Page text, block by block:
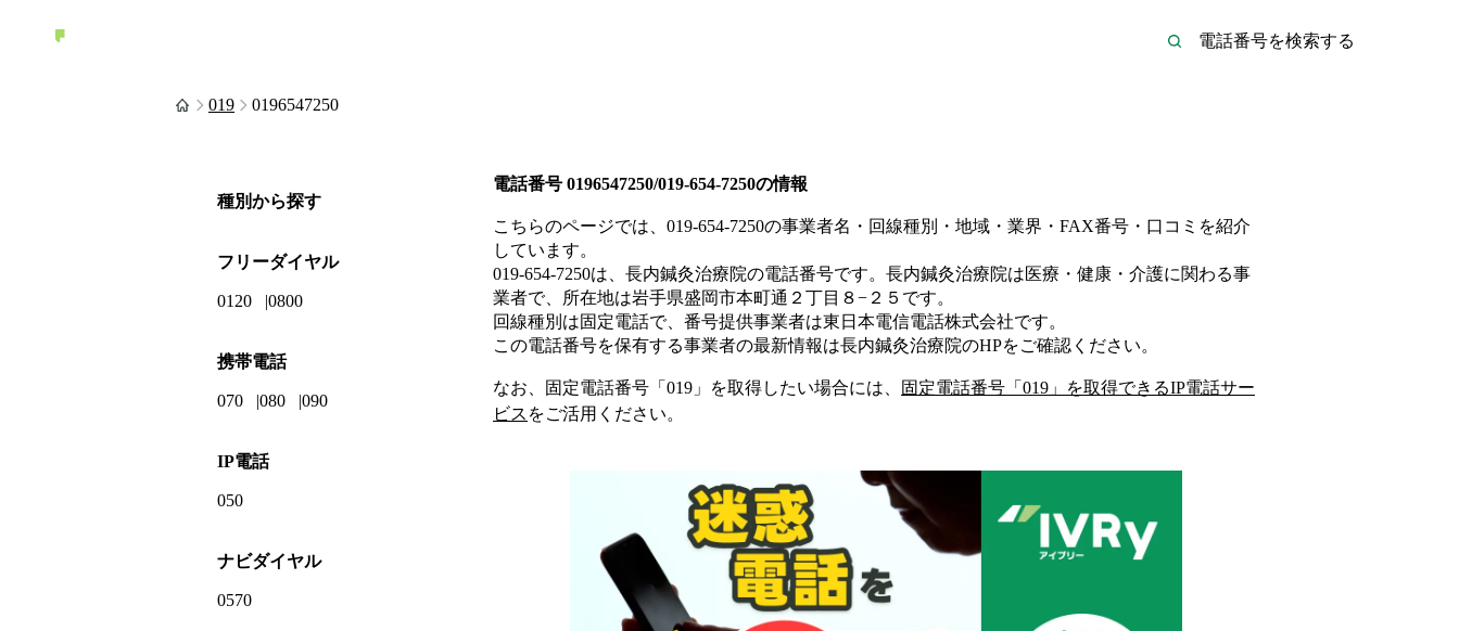
019 0196547250
電話番号 0196547250/019-654-7250の情報
こちらのページでは、 019-654-7250の事業者名・回線種別・地域・業界・FAX番号・口コミを紹介
しています。
019-654-7250は、 長内鍼灸治療院の電話番号です。 長内鍼灸治療院は医療・健康・介護に関わる事
業者で、所在地は岩手県盛岡市本町通２丁目８−２５ です。
回線種別は固定電話で、番号提供事業者は東日本電信電話株式会社です。
この電話番号を保有する事業者の最新情報は長内鍼灸治療院のHPをご確認ください。
なお、固定電話番号「 019 」を取得したい場合には、 固定電話番号「 019 」を取得できるIP電話サー
ビス をご活用ください。
種別から探す
フリーダイヤル
0120 0800
携帯電話
070 080 090
IP電話
050
ナビダイヤル
0570